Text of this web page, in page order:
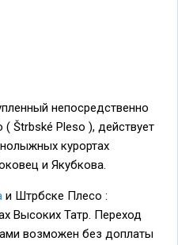
непосредственно
Štrbské Pleso ), действует
курортах
и Якубкова.
и Штрбске Плесо :
Высоких Татр. Переход
возможен без доплаты